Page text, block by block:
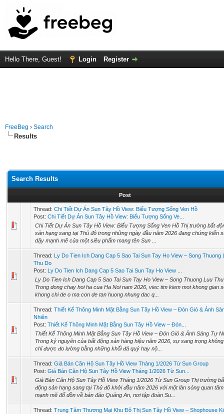
Hello There, Guest! Login Register
FreeBeg › Search
Results
Search Results
Post
Thread: Chi Tiết Dự Án Sun Tây Hồ View: Biểu Tượng Sống Ven Hồ
Post: Chi Tiết Dự Án Sun Tây Hồ View: Biểu Tượng Sống Ve...
Chi Tiết Dự Án Sun Tây Hồ View: Biểu Tượng Sống Ven Hồ Thị trường bất
sản hạng sang tại Thủ đô trong những ngày đầu năm 2026 đang chứng kiến
dậy mạnh mẽ của một siêu phẩm mang tên Sun ...
Thread: Ly Do Tien Ich Dang Cap 5 Sao Tai Sun Tay Ho View – Song Thuong
Thu Do
Post: Ly Do Tien Ich Dang Cap 5 Sao Tai Sun Tay Ho View ...
Ly Do Tien Ich Dang Cap 5 Sao Tai Sun Tay Ho View – Song Thuong Luu
Trong dong chay hoi ha cua Ha Noi nam 2026, viec tim kiem mot khong gian
khong chi de o ma con de tan huong nhung dac q...
Thread: Thiết Kế Thông Minh Mặt Bằng Sun Tây Hồ View – Đón Gió & Ánh
Nhiên
Post: Thiết Kế Thông Minh Mặt Bằng Sun Tây Hồ View – Đón...
Thiết Kế Thông Minh Mặt Bằng Sun Tây Hồ View – Đón Gió & Ánh Sáng Tự
Trong kỷ nguyên của bất động sản hàng hiệu năm 2026, sự sang trọng
chỉ được đo lường bằng những khối đá quý hay nộ...
Thread: Giá Bán Căn Hộ Sun Tây Hồ View Tháng 1/2026 Từ Sun Group
Post: Giá Bán Căn Hộ Sun Tây Hồ View Tháng 1/2026 Từ Sun...
Giá Bán Căn Hộ Sun Tây Hồ View Tháng 1/2026 Từ Sun Group Thị trường
động sản hạng sang tại Thủ đô khởi đầu năm 2026 với một làn sóng quan tâm
mạnh mẽ đổ dồn về bán đảo Quảng An, nơi tập đoàn Su...
Thread: Trung Tâm Thương Mại Khu Đô Thị Sun Tây Hồ View – Shophouse